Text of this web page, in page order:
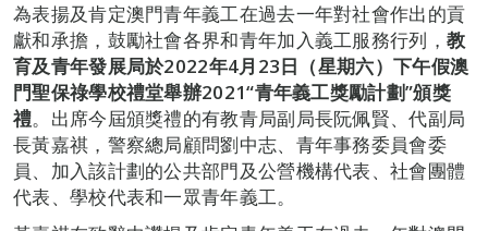
為表揚及肯定澳門青年義工在過去一年對社會作出的貢
獻和承擔，鼓勵社會各界和青年加入義工服務行列， 教
育及青年發展局於2022年4月23日（星期六） 下午假澳
門聖保祿學校禮堂舉辦2021“青年義工獎勵計劃”頒獎
禮。出席今屆頒獎禮的有教青局副局長阮佩賢、代副局
長黃嘉祺，警察總局顧問劉中志、青年事務委員會委
員、加入該計劃的公共部門及公營機構代表、社會團體
代表、學校代表和一眾青年義工。